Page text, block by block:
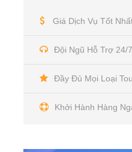
Giá Dịch Vụ Tốt
Đội Ngũ Hỗ Trợ 24/7
Đầy Đủ Mọi Loại
Khởi Hành Hàng